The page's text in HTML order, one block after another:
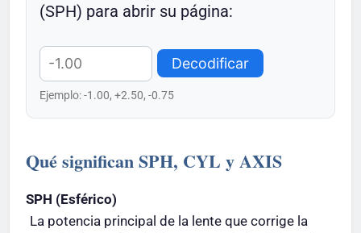
(SPH) para abrir su página:
Decodificar
Ejemplo: -1.00, +2.50, -0.75
Qué significan SPH, CYL y AXIS
SPH (Esférico)
La potencia principal de la lente que corrige la